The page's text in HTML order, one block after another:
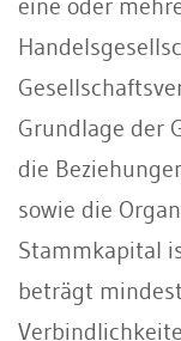
eine oder
Grundlage der
die
sowie die
Stammkapital
beträgt